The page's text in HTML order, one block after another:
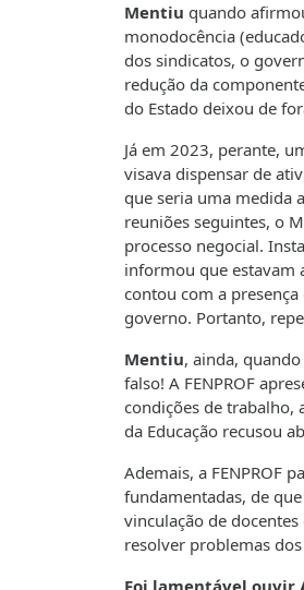
Mentiu quando
monodocência
dos sindicatos, o
redução da
do Estado deixou de
Já em 2023, perante,
visava dispensar de
que seria uma medida
reuniões seguintes, o
processo negocial.
informou que estavam
contou com a
governo. Portanto,
Mentiu, ainda,
falso! A FENPROF
condições de trabalho,
da Educação recusou
Ademais, a FENPROF
fundamentadas, de
vinculação de docentes
resolver problemas